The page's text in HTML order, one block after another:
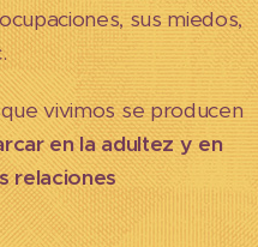
sus miedos,
vivimos se producen
en la adultez y en
relaciones